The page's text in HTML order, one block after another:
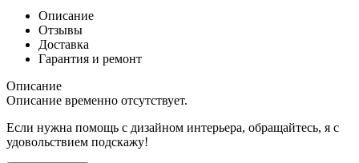
Описание
Отзывы
Доставка
Гарантия и ремонт
Описание
Описание временно отсутствует.
Если нужна помощь с дизайном интерьера, обращайтесь, я с
удовольствием подскажу!